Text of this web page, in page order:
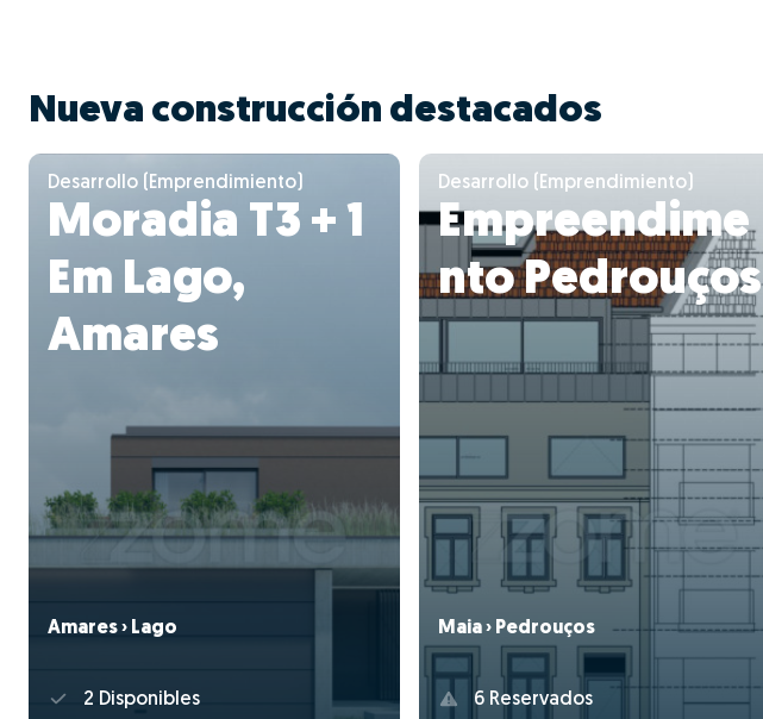
Nueva construcción destacados
Desarrollo (Emprendimiento)
Moradia T3 + 1
Em Lago,
Amares
Amares › Lago
2 Disponibles
Desarrollo (Emprendimiento)
Empreendime
nto Pedrouços
Maia › Pedrouços
6 Reservados